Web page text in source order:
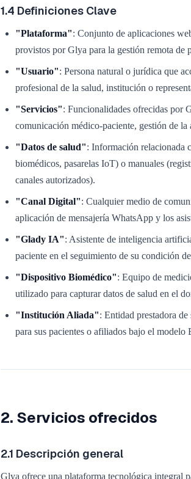
1.4 Definiciones Clave
"Plataforma": Conjunto de aplicaciones
provistos por Glya para la gestión remota de
"Usuario": Persona natural o jurídica que
profesional de la salud, institución o
"Servicios": Funcionalidades ofrecidas por
comunicación médico-paciente, gestión de
"Datos de salud": Información relacionada
biomédicos, pasarelas IoT) o manuales
canales autorizados).
"Canal Digital": Cualquier medio de
aplicación de mensajería WhatsApp y los
"Glady IA": Asistente de inteligencia
paciente en el seguimiento de su condición
"Dispositivo Biomédico": Equipo de
utilizado para capturar datos de salud en el
"Institución Aliada": Entidad prestadora
para sus pacientes o afiliados bajo el modelo
2. Servicios ofrecidos
2.1 Descripción general
Glya ofrece una plataforma tecnológica integral